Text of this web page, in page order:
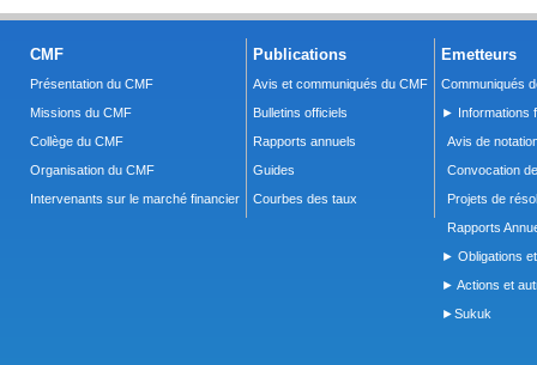
CMF
Présentation du CMF
Missions du CMF
Collège du CMF
Organisation du CMF
Intervenants sur le marché financier
Publications
Avis et communiqués du CMF
Bulletins officiels
Rapports annuels
Guides
Courbes des taux
Emetteurs
Communiqués
► Informations
Avis de
Convocation
Projets de
Rapports
► Obligations
► Actions et
►Sukuk